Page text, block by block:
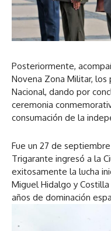
Posteriormente,
Novena Zona Militar,
Nacional, dando por
ceremonia
consumación de la
Fue un 27 de
Trigarante ingresó a la
exitosamente la lucha
Miguel Hidalgo y
años de dominación